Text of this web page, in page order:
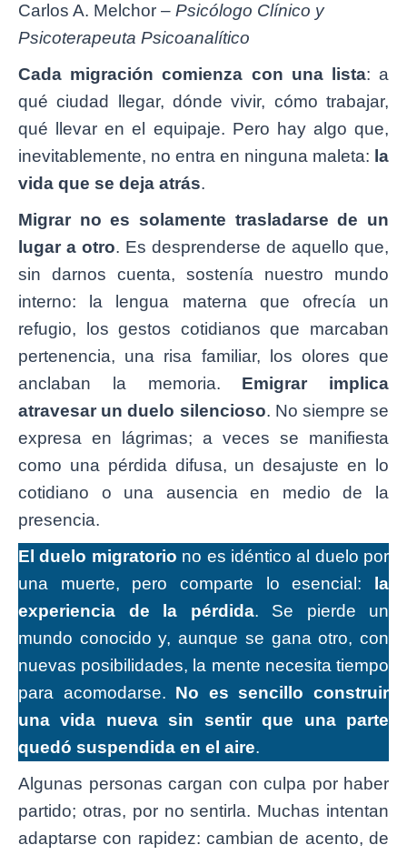
Carlos A. Melchor – Psicólogo Clínico y
Psicoterapeuta Psicoanalítico
Cada migración comienza con una lista: a
qué ciudad llegar, dónde vivir, cómo trabajar,
qué llevar en el equipaje. Pero hay algo que,
inevitablemente, no entra en ninguna maleta: la
vida que se deja atrás.
Migrar no es solamente trasladarse de un
lugar a otro. Es desprenderse de aquello que,
sin darnos cuenta, sostenía nuestro mundo
interno: la lengua materna que ofrecía un
refugio, los gestos cotidianos que marcaban
pertenencia, una risa familiar, los olores que
anclaban la memoria. Emigrar implica
atravesar un duelo silencioso. No siempre se
expresa en lágrimas; a veces se manifiesta
como una pérdida difusa, un desajuste en lo
cotidiano o una ausencia en medio de la
presencia.
El duelo migratorio no es idéntico al duelo por
una muerte, pero comparte lo esencial:
la
experiencia de la pérdida. Se pierde un
mundo conocido y, aunque se gana otro, con
nuevas posibilidades, la mente necesita tiempo
para acomodarse. No es sencillo construir
una vida nueva sin sentir que una parte
quedó suspendida en el aire.
Algunas personas cargan con culpa por haber
partido; otras, por no sentirla. Muchas intentan
adaptarse con rapidez: cambian de acento, de